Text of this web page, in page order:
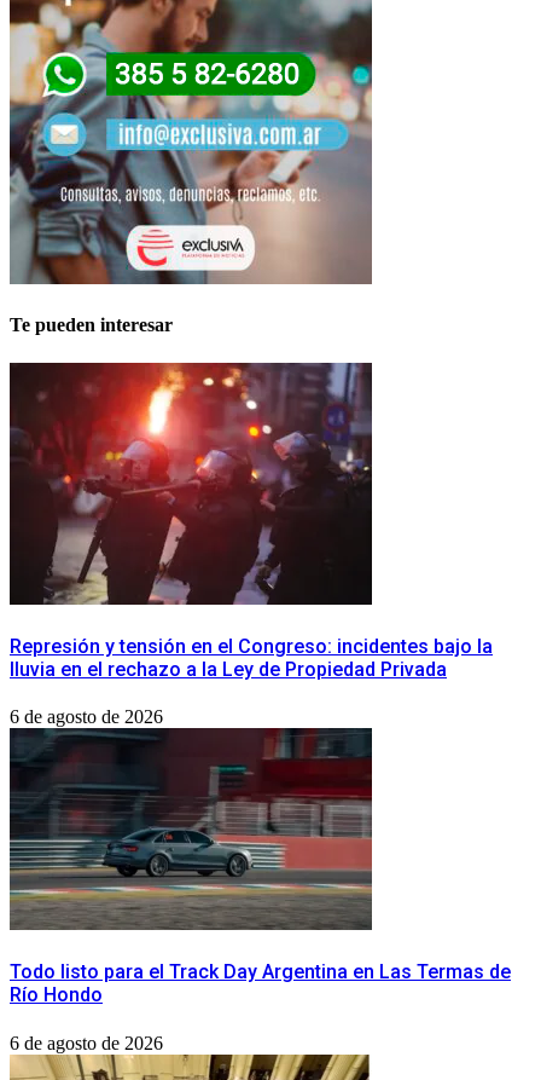
Te pueden interesar
Represión y tensión en el Congreso: incidentes bajo la
lluvia en el rechazo a la Ley de Propiedad Privada
6 de agosto de 2026
Todo listo para el Track Day Argentina en Las Termas de
Río Hondo
6 de agosto de 2026